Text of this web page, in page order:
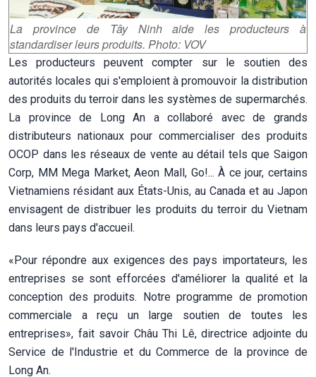
La province de Tây Ninh aide les producteurs à
standardiser leurs produits. Photo: VOV
Les producteurs peuvent compter sur le soutien des
autorités locales qui s'emploient à promouvoir la distribution
des produits du terroir dans les systèmes de supermarchés.
La province de Long An a collaboré avec de grands
distributeurs nationaux pour commercialiser des produits
OCOP dans les réseaux de vente au détail tels que Saigon
Corp, MM Mega Market, Aeon Mall, Go!... À ce jour, certains
Vietnamiens résidant aux États-Unis, au Canada et au Japon
envisagent de distribuer les produits du terroir du Vietnam
dans leurs pays d'accueil.
«Pour répondre aux exigences des pays importateurs, les
entreprises se sont efforcées d'améliorer la qualité et la
conception des produits. Notre programme de promotion
commerciale a reçu un large soutien de toutes les
entreprises», fait savoir Châu Thi Lê, directrice adjointe du
Service de l'Industrie et du Commerce de la province de
Long An.